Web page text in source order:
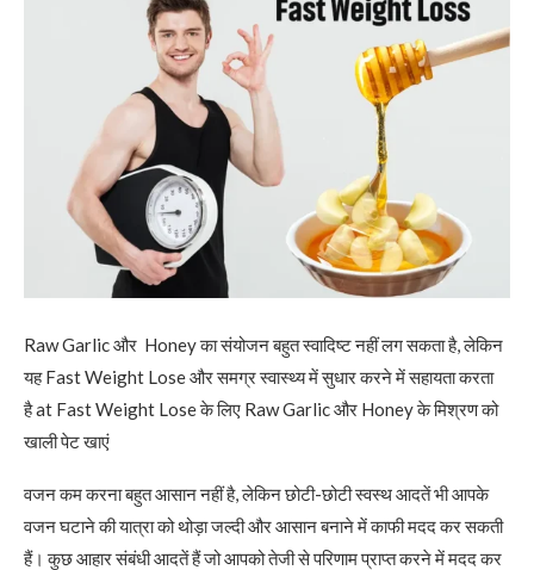
Raw Garlic और Honey का संयोजन बहुत स्वादिष्ट नहीं लग सकता है, लेकिन
यह Fast Weight Lose और समग्र स्वास्थ्य में सुधार करने में सहायता करता
है at Fast Weight Lose के लिए Raw Garlic और Honey के मिश्रण को
खाली पेट खाएं
वजन कम करना बहुत आसान नहीं है, लेकिन छोटी-छोटी स्वस्थ आदतें भी आपके
वजन घटाने की यात्रा को थोड़ा जल्दी और आसान बनाने में काफी मदद कर सकती
हैं। कुछ आहार संबंधी आदतें हैं जो आपको तेजी से परिणाम प्राप्त करने में मदद कर